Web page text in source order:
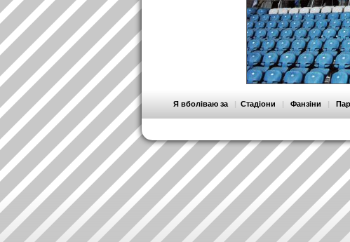
Я вболіваю за | Стадіони | Фанзіни |